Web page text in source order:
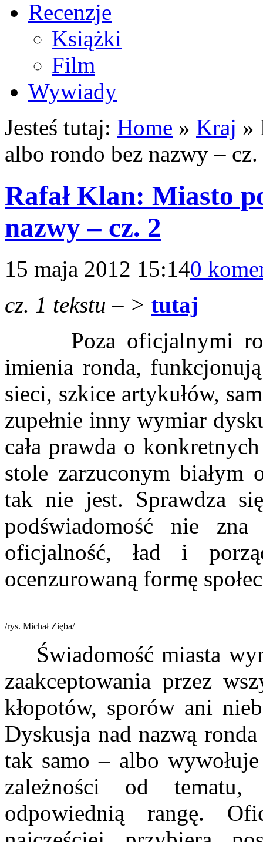
Recenzje
Książki
Film
Wywiady
Jesteś tutaj: Home » Kraj »
albo rondo bez nazwy – cz.
Rafał Klan: Miasto
nazwy – cz. 2
15 maja 2012 15:140
cz. 1 tekstu – > tutaj
Poza oficjalnymi
imienia ronda,
sieci, szkice artykułów,
zupełnie inny wymiar
cała prawda o
stole zarzuconym białym
tak nie jest. Sprawdza
podświadomość nie
oficjalność, ład i
ocenzurowaną formę
/rys. Michał Zięba/
Świadomość miasta
zaakceptowania przez
kłopotów, sporów ani
Dyskusja nad nazwą
tak samo – albo
zależności od
odpowiednią rangę.